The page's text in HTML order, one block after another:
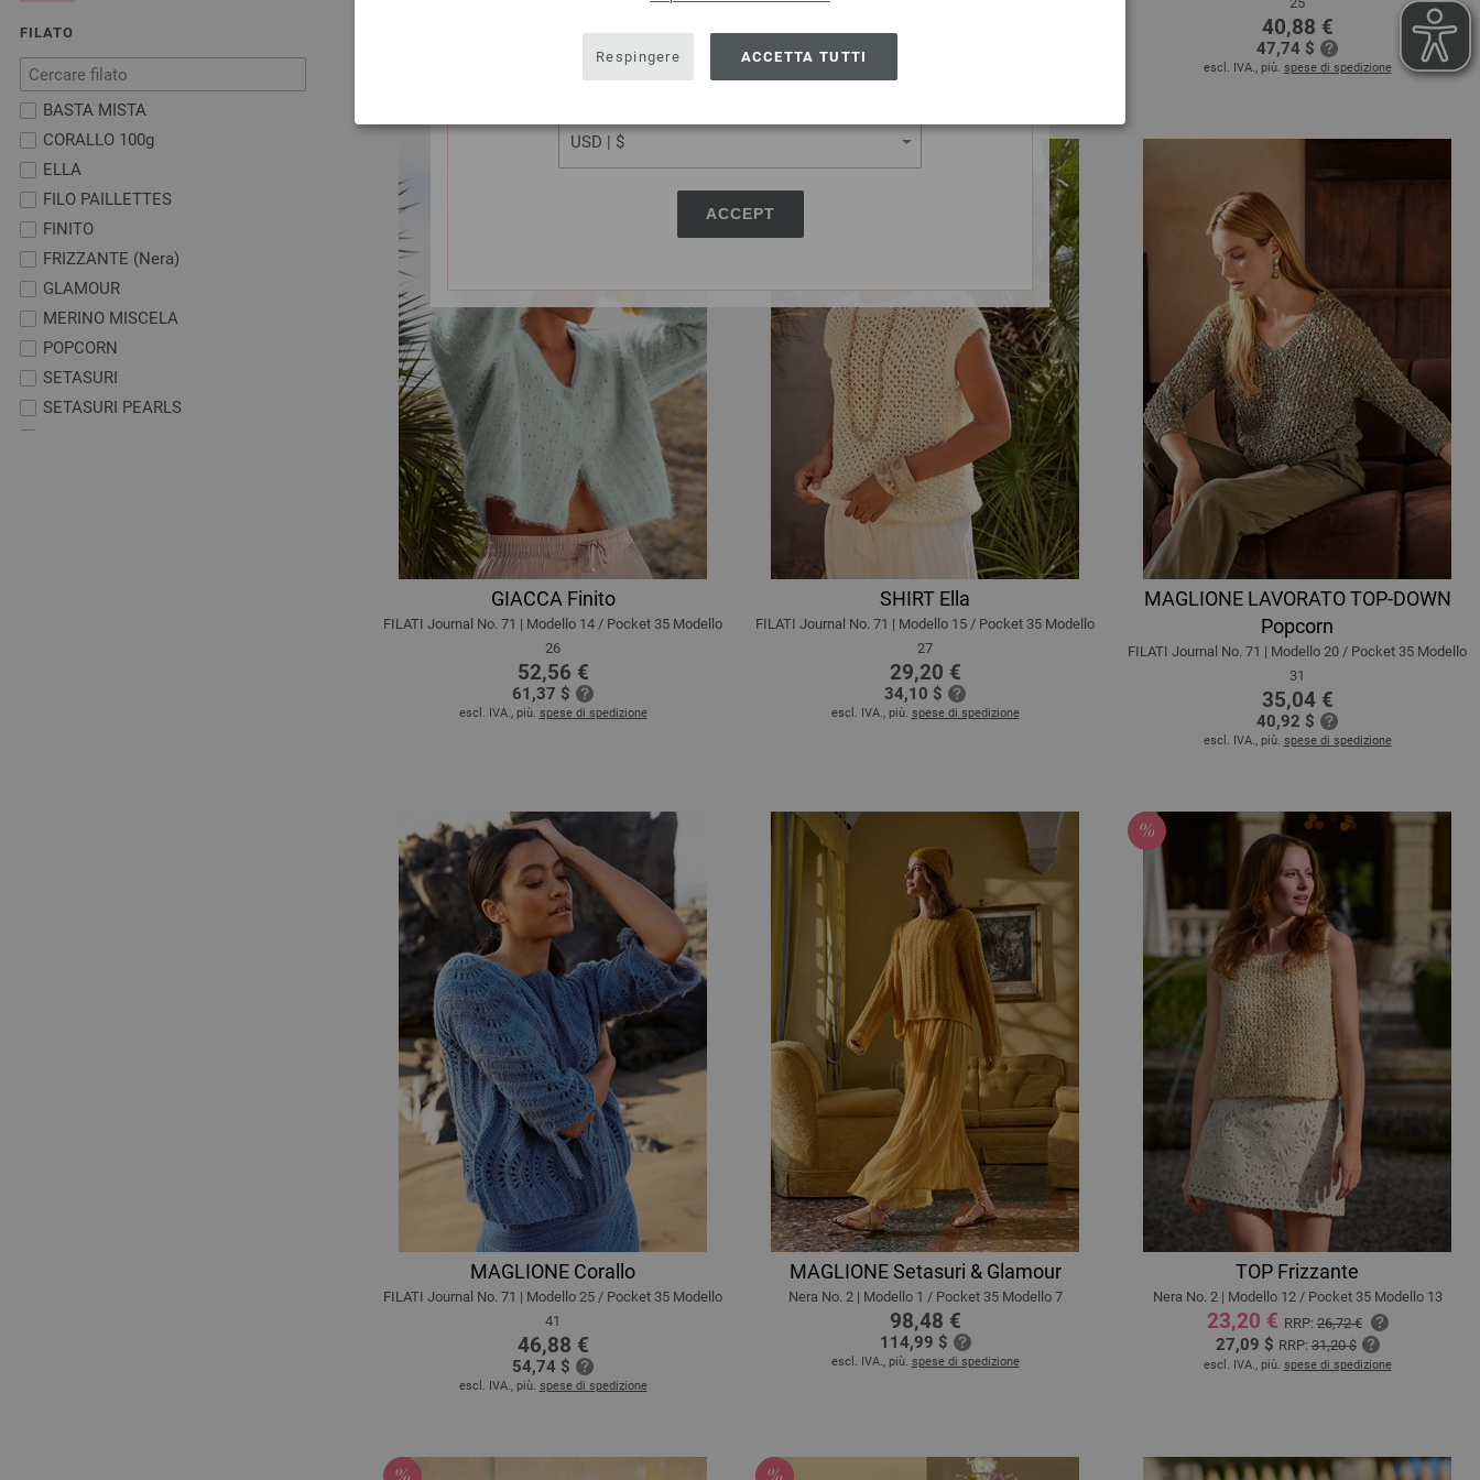
SHIPPING TO
USA - The United States of America
ACCEPT
Respingere ACCETTA TUTTI
FILATO
BASTA MISTA
CORALLO 100g
ELLA
FILO PAILLETTES
FINITO
FRIZZANTE (Nera)
GLAMOUR
MERINO MISCELA
POPCORN
SETASURI
SETASURI PEARLS
40,88 €
47,74 $
escl. IVA., più. spese di spedizione
GIACCA Finito
FILATI Journal No. 71 | Modello 14 / Pocket 35 Modello
26
52,56 €
61,37 $
escl. IVA., più. spese di spedizione
SHIRT Ella
FILATI Journal No. 71 | Modello 15 / Pocket 35 Modello
27
29,20 €
34,10 $
escl. IVA., più. spese di spedizione
MAGLIONE LAVORATO TOP-DOWN
Popcorn
FILATI Journal No. 71 | Modello 20 / Pocket 35 Modello
31
35,04 €
40,92 $
escl. IVA., più. spese di spedizione
MAGLIONE Corallo
FILATI Journal No. 71 | Modello 25 / Pocket 35 Modello
41
46,88 €
54,74 $
escl. IVA., più. spese di spedizione
MAGLIONE Setasuri & Glamour
Nera No. 2 | Modello 1 / Pocket 35 Modello 7
98,48 €
114,99 $
escl. IVA., più. spese di spedizione
TOP Frizzante
Nera No. 2 | Modello 12 / Pocket 35 Modello 13
23,20 € RRP:26,72 €
27,09 $ RRP:31,20 $
escl. IVA., più. spese di spedizione